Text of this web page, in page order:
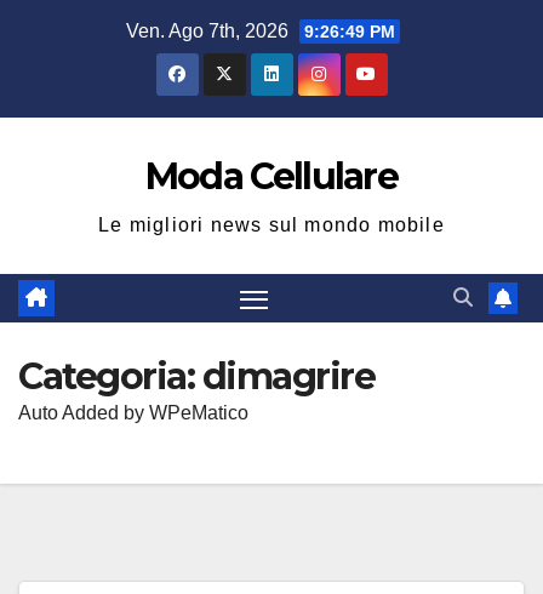
Ven. Ago 7th, 2026 9:26:49 PM
Moda Cellulare
Le migliori news sul mondo mobile
Categoria:dimagrire
Auto Added by WPeMatico